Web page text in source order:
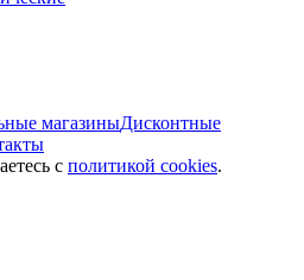
магазиныДисконтные
с политикой cookies.